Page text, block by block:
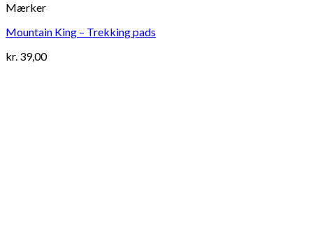
Mærker
Mountain King – Trekking pads
kr. 39,00